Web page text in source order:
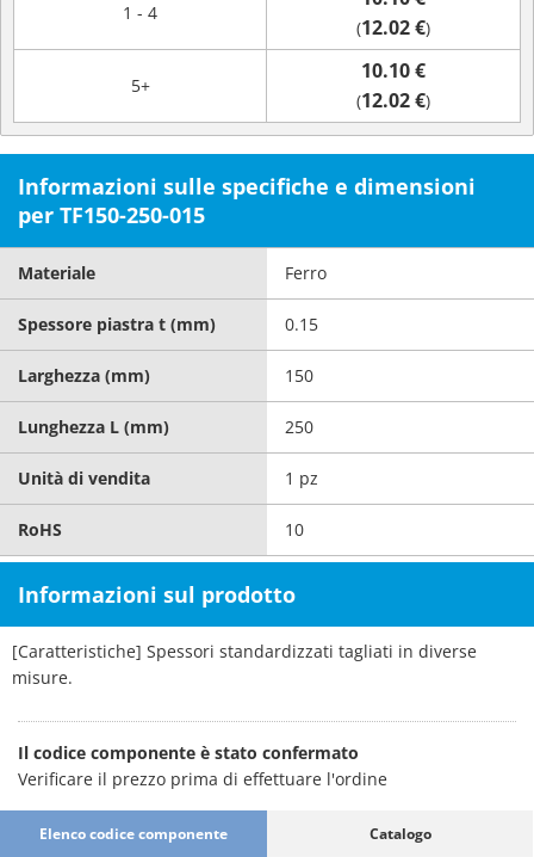
1 - 4
(12.02 €)
5+
10.10 €
(12.02 €)
Informazioni sulle specifiche e dimensioni
per TF150-250-015
Materiale Ferro
Spessore piastra t (mm) 0.15
Larghezza (mm) 150
Lunghezza L (mm) 250
Unità di vendita 1 pz
RoHS 10
Informazioni sul prodotto
[Caratteristiche] Spessori standardizzati tagliati in diverse
misure.
Il codice componente è stato confermato
Verificare il prezzo prima di effettuare l'ordine
Elenco codice componente Catalogo